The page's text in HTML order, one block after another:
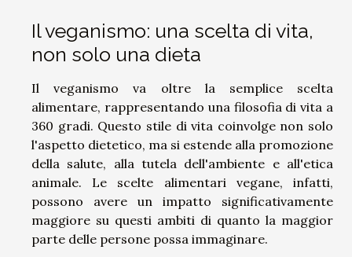
Il veganismo: una scelta di vita,
non solo una dieta
Il veganismo va oltre la semplice scelta
alimentare, rappresentando una filosofia di vita a
360 gradi. Questo stile di vita coinvolge non solo
l'aspetto dietetico, ma si estende alla promozione
della salute, alla tutela dell'ambiente e all'etica
animale. Le scelte alimentari vegane, infatti,
possono avere un impatto significativamente
maggiore su questi ambiti di quanto la maggior
parte delle persone possa immaginare.